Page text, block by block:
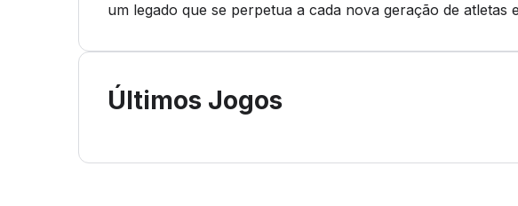
um legado que se perpetua a cada nova geração de atletas
Últimos Jogos